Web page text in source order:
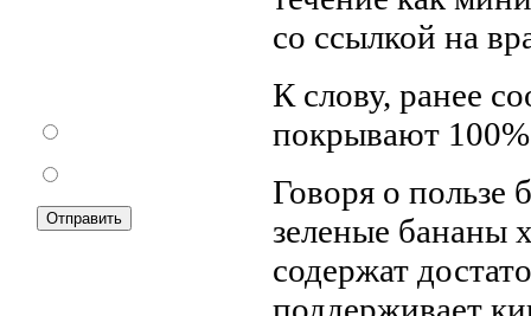
со ссылкой на
К слову, ранее
покрывают
Говоря о пользе
зеленые бананы
содержат